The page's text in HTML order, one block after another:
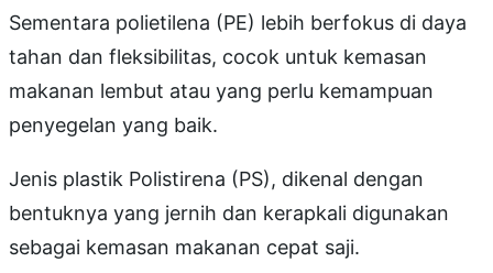
Sementara polietilena (PE) lebih berfokus di daya
tahan dan fleksibilitas, cocok untuk kemasan
makanan lembut atau yang perlu kemampuan
penyegelan yang baik.
Jenis plastik Polistirena (PS), dikenal dengan
bentuknya yang jernih dan kerapkali digunakan
sebagai kemasan makanan cepat saji.